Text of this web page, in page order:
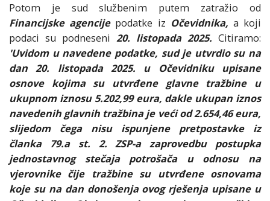
Potom je sud službenim putem zatražio od
Financijske agencijepodatke iz Očevidnika, a koji
podaci su podneseni 20. listopada 2025. Citiramo:
'Uvidom u navedene podatke, sud je utvrdio su na
dan 20. listopada 2025. u Očevidniku upisane
osnove kojima su utvrđene glavne tražbine u
ukupnom iznosu 5.202,99 eura, dakle ukupan iznos
navedenih glavnih tražbina je veći od 2.654,46 eura,
slijedom čega nisu ispunjene pretpostavke iz
članka 79.a st. 2. ZSP-a zaprovedbu postupka
jednostavnog stečaja potrošača u odnosu na
vjerovnike čije tražbine su utvrđene osnovama
koje su na dan donošenja ovog rješenja upisane u